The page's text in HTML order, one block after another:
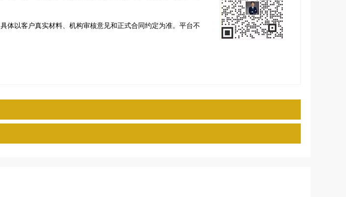
体以客户真实材料、机构审核意见和正式合同约定为准。平台不